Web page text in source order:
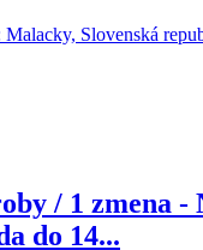
Slovenská
/ 1 zmena -
do 14...